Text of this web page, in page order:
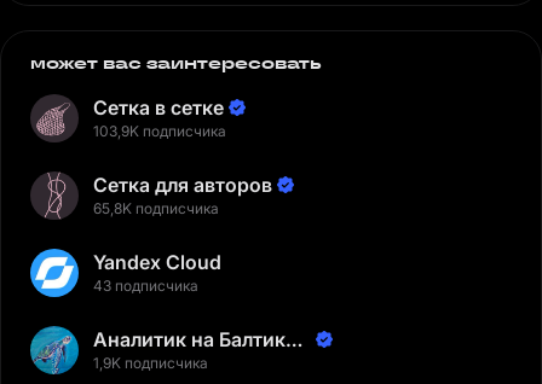
может вас заинтересовать
Сетка в сетке
103,9K подписчика
Сетка для авторов
65,8K подписчика
Yandex Cloud
43 подписчика
Аналитик на Балтике |
Неверов Станислав
1,9K подписчика